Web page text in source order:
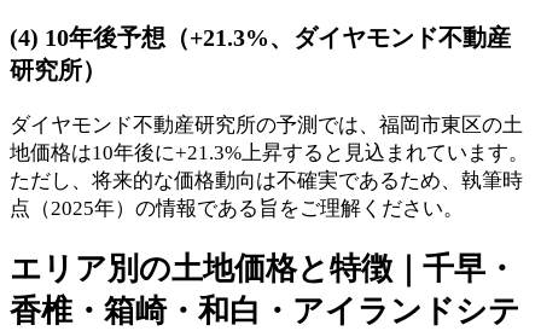
(4) 10年後予想（+21.3%、ダイヤモンド不動産
研究所）
ダイヤモンド不動産研究所の予測では、福岡市東区の土
地価格は10年後に+21.3%上昇すると見込まれています。
ただし、将来的な価格動向は不確実であるため、執筆時
点（2025年）の情報である旨をご理解ください。
エリア別の土地価格と特徴｜千早・
香椎・箱崎・和白・アイランドシテ